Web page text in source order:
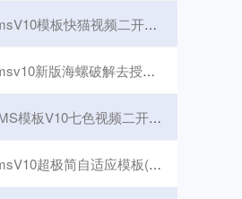
模板快猫视频二开模板可封装双端APP
新版海螺破解去授权 无后门版
七色视频二开视频图片小说模板可封装APP
极简自适应模板(横图)无文章模块PC+H5